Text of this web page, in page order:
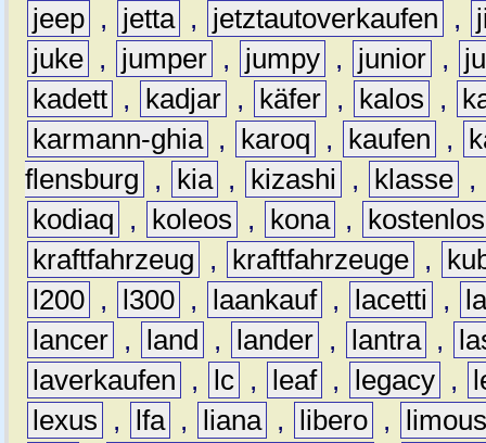
jeep , jetta , jetztautoverkaufen ,
juke , jumper , jumpy , junior ,
kadett , kadjar , käfer , kalos ,
karmann-ghia , karoq , kaufen ,
flensburg
, kia , kizashi , klasse ,
kodiaq
, koleos , kona ,
kostenlos
kraftfahrzeug
, kraftfahrzeuge ,
l200 , l300 , laankauf , lacetti ,
lancer , land , lander , lantra ,
laverkaufen
, lc , leaf , legacy ,
lexus
, lfa , liana , libero ,